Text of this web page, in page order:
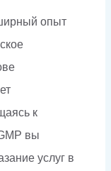
опыт
к
вы
услуг в